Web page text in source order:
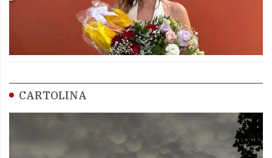
CARTOLINA